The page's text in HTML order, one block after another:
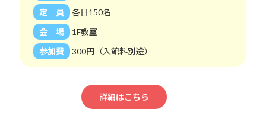
定 員
各日150名
会 場
1F教室
参加費
300円（入館料別途）
詳細はこちら